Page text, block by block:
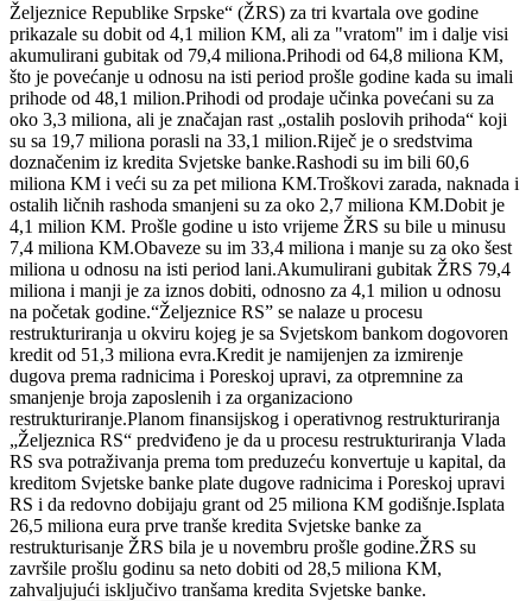
Željeznice Republike Srpske“ (ŽRS) za tri kvartala ove godine
prikazale su dobit od 4,1 milion KM, ali za "vratom" im i dalje visi
akumulirani gubitak od 79,4 miliona.Prihodi od 64,8 miliona KM,
što je povećanje u odnosu na isti period prošle godine kada su imali
prihode od 48,1 milion.Prihodi od prodaje učinka povećani su za
oko 3,3 miliona, ali je značajan rast „ostalih poslovih prihoda“ koji
su sa 19,7 miliona porasli na 33,1 milion.Riječ je o sredstvima
doznačenim iz kredita Svjetske banke.Rashodi su im bili 60,6
miliona KM i veći su za pet miliona KM.Troškovi zarada, naknada i
ostalih ličnih rashoda smanjeni su za oko 2,7 miliona KM.Dobit je
4,1 milion KM. Prošle godine u isto vrijeme ŽRS su bile u minusu
7,4 miliona KM.Obaveze su im 33,4 miliona i manje su za oko šest
miliona u odnosu na isti period lani.Akumulirani gubitak ŽRS 79,4
miliona i manji je za iznos dobiti, odnosno za 4,1 milion u odnosu
na početak godine.“Željeznice RS” se nalaze u procesu
restrukturiranja u okviru kojeg je sa Svjetskom bankom dogovoren
kredit od 51,3 miliona evra.Kredit je namijenjen za izmirenje
dugova prema radnicima i Poreskoj upravi, za otpremnine za
smanjenje broja zaposlenih i za organizaciono
restrukturiranje.Planom finansijskog i operativnog restrukturiranja
„Željeznica RS“ predviđeno je da u procesu restrukturiranja Vlada
RS sva potraživanja prema tom preduzeću konvertuje u kapital, da
kreditom Svjetske banke plate dugove radnicima i Poreskoj upravi
RS i da redovno dobijaju grant od 25 miliona KM godišnje.Isplata
26,5 miliona eura prve tranše kredita Svjetske banke za
restrukturisanje ŽRS bila je u novembru prošle godine.ŽRS su
završile prošlu godinu sa neto dobiti od 28,5 miliona KM,
zahvaljujući isključivo tranšama kredita Svjetske banke.